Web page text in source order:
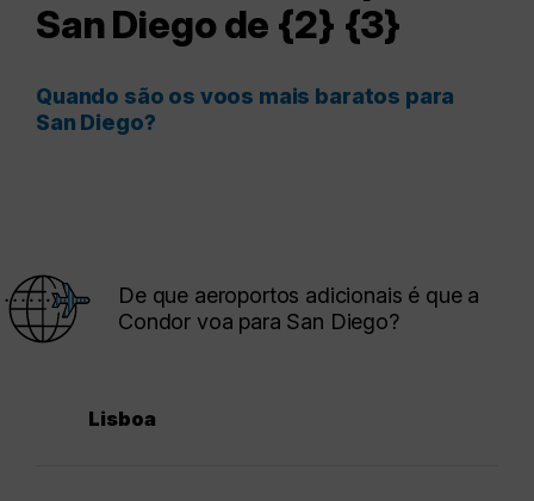
San Diego de {2} {3}
Quando são os voos mais baratos para
San Diego?
De que aeroportos adicionais é que a
Condor voa para San Diego?
Lisboa